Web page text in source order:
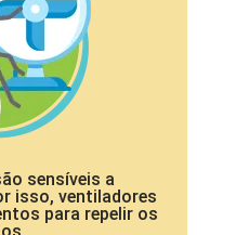
sensíveis a
isso, ventiladores
para repelir os